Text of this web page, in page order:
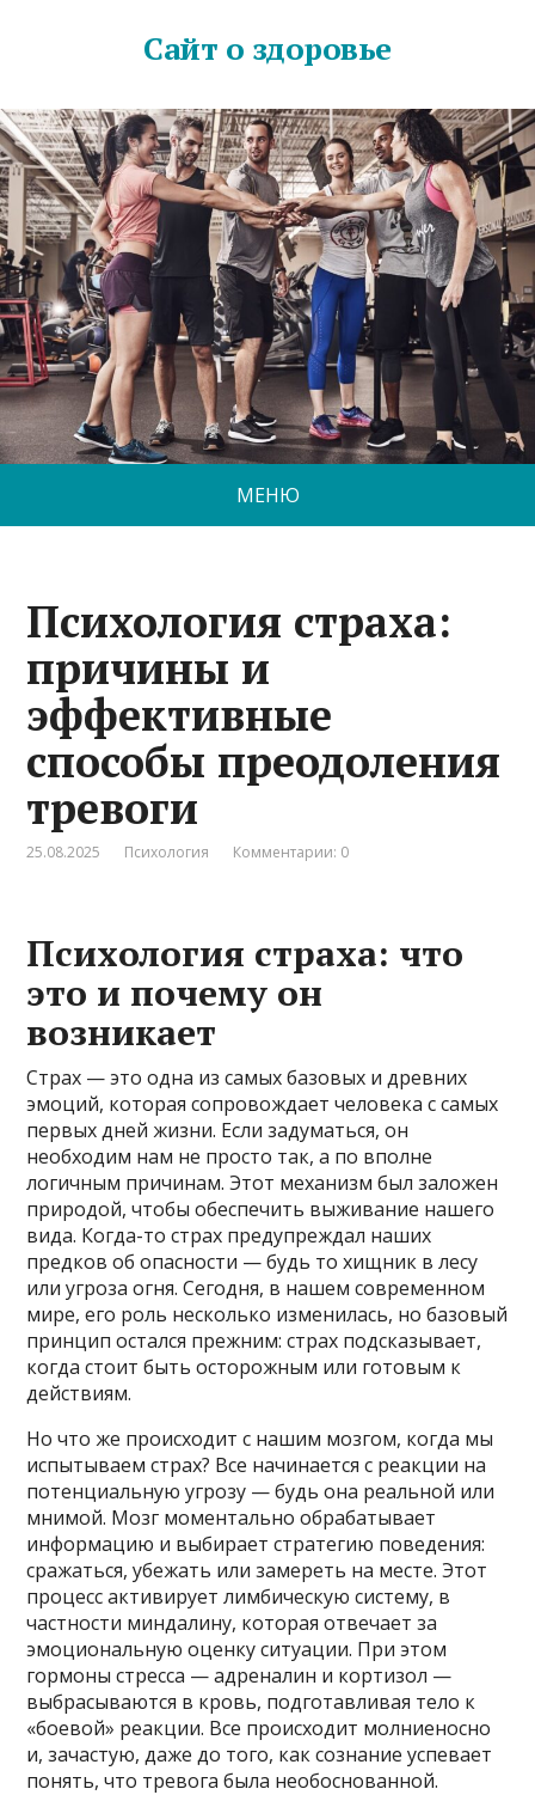
Сайт о здоровье
МЕНЮ
Психология страха:
причины и
эффективные
способы преодоления
тревоги
25.08.2025 Психология Комментарии: 0
Психология страха: что
это и почему он
возникает
Страх — это одна из самых базовых и древних
эмоций, которая сопровождает человека с самых
первых дней жизни. Если задуматься, он
необходим нам не просто так, а по вполне
логичным причинам. Этот механизм был заложен
природой, чтобы обеспечить выживание нашего
вида. Когда-то страх предупреждал наших
предков об опасности — будь то хищник в лесу
или угроза огня. Сегодня, в нашем современном
мире, его роль несколько изменилась, но базовый
принцип остался прежним: страх подсказывает,
когда стоит быть осторожным или готовым к
действиям.
Но что же происходит с нашим мозгом, когда мы
испытываем страх? Все начинается с реакции на
потенциальную угрозу — будь она реальной или
мнимой. Мозг моментально обрабатывает
информацию и выбирает стратегию поведения:
сражаться, убежать или замереть на месте. Этот
процесс активирует лимбическую систему, в
частности миндалину, которая отвечает за
эмоциональную оценку ситуации. При этом
гормоны стресса — адреналин и кортизол —
выбрасываются в кровь, подготавливая тело к
«боевой» реакции. Все происходит молниеносно
и, зачастую, даже до того, как сознание успевает
понять, что тревога была необоснованной.